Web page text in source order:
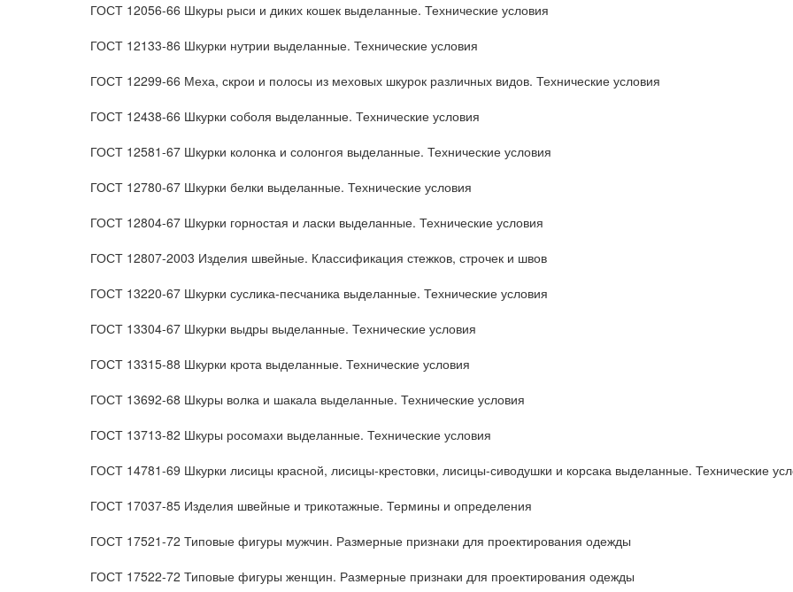
ГОСТ 12056-66 Шкуры рыси и диких кошек выделанные. Технические условия
ГОСТ 12133-86 Шкурки нутрии выделанные. Технические условия
ГОСТ 12299-66 Меха, скрои и полосы из меховых шкурок различных видов. Технические условия
ГОСТ 12438-66 Шкурки соболя выделанные. Технические условия
ГОСТ 12581-67 Шкурки колонка и солонгоя выделанные. Технические условия
ГОСТ 12780-67 Шкурки белки выделанные. Технические условия
ГОСТ 12804-67 Шкурки горностая и ласки выделанные. Технические условия
ГОСТ 12807-2003 Изделия швейные. Классификация стежков, строчек и швов
ГОСТ 13220-67 Шкурки суслика-песчаника выделанные. Технические условия
ГОСТ 13304-67 Шкурки выдры выделанные. Технические условия
ГОСТ 13315-88 Шкурки крота выделанные. Технические условия
ГОСТ 13692-68 Шкуры волка и шакала выделанные. Технические условия
ГОСТ 13713-82 Шкуры росомахи выделанные. Технические условия
ГОСТ 14781-69 Шкурки лисицы красной, лисицы-крестовки, лисицы-сиводушки и корсака выделанные. Технические
ГОСТ 17037-85 Изделия швейные и трикотажные. Термины и определения
ГОСТ 17521-72 Типовые фигуры мужчин. Размерные признаки для проектирования одежды
ГОСТ 17522-72 Типовые фигуры женщин. Размерные признаки для проектирования одежды